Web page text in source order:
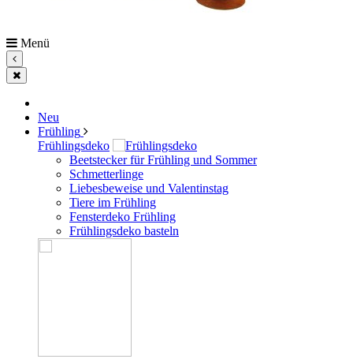
Menü
Neu
Frühling
Frühlingsdeko
Beetstecker für Frühling und Sommer
Schmetterlinge
Liebesbeweise und Valentinstag
Tiere im Frühling
Fensterdeko Frühling
Frühlingsdeko basteln